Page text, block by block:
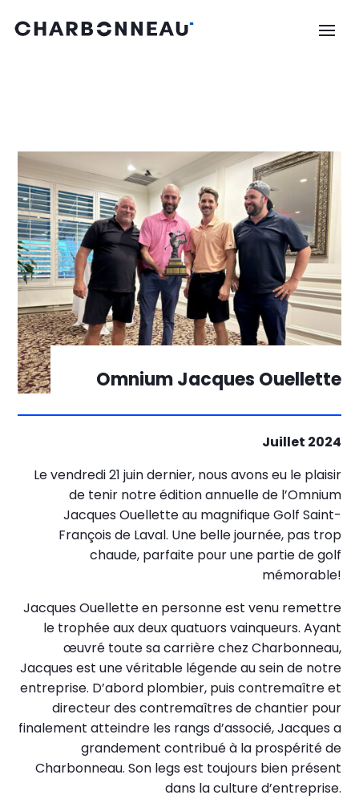
Omnium Jacques Ouellette
Juillet 2024
Le vendredi 21 juin dernier, nous avons eu le plaisir
de tenir notre édition annuelle de l’Omnium
Jacques Ouellette au magnifique Golf Saint-
François de Laval. Une belle journée, pas trop
chaude, parfaite pour une partie de golf
mémorable!
Jacques Ouellette en personne est venu remettre
le trophée aux deux quatuors vainqueurs. Ayant
œuvré toute sa carrière chez Charbonneau,
Jacques est une véritable légende au sein de notre
entreprise. D’abord plombier, puis contremaître et
directeur des contremaîtres de chantier pour
finalement atteindre les rangs d’associé, Jacques a
grandement contribué à la prospérité de
Charbonneau. Son legs est toujours bien présent
dans la culture d’entreprise.